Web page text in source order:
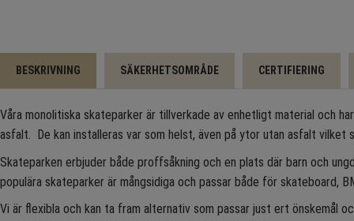
BESKRIVNING SÄKERHETSOMRÅDE CERTIFIERING
Våra monolitiska skateparker är tillverkade av enhetligt material och
asfalt. De kan installeras var som helst, även på ytor utan asfalt vilket
Skateparken erbjuder både proffsåkning och en plats där barn och
populära skateparker är mångsidiga och passar både för skateboard,
Vi är flexibla och kan ta fram alternativ som passar just ert önskemål